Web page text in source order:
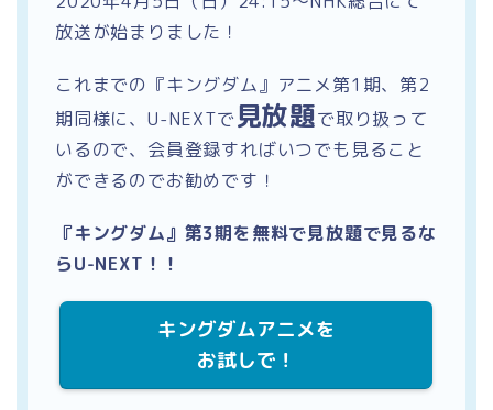
放送が始まりました！
これまでの『キングダム』アニメ第1期、第2
期同様に、U-NEXTで見放題で取り扱って
いるので、会員登録すればいつでも見ること
ができるのでお勧めです！
『キングダム』第3期を無料で見放題で見るな
らU-NEXT！！
キングダムアニメを
お試しで！